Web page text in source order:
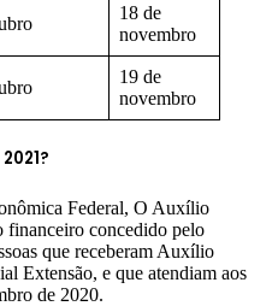
18 de
novembro
19 de
novembro
Federal, O Auxílio
financeiro concedido pelo
que receberam Auxílio
Extensão, e que atendiam aos
de 2020.